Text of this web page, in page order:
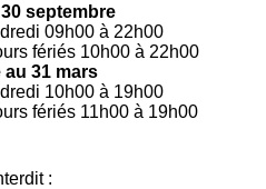
septembre
09h00 à 22h00
fériés 10h00 à 22h00
au 31 mars
10h00 à 19h00
fériés 11h00 à 19h00
: